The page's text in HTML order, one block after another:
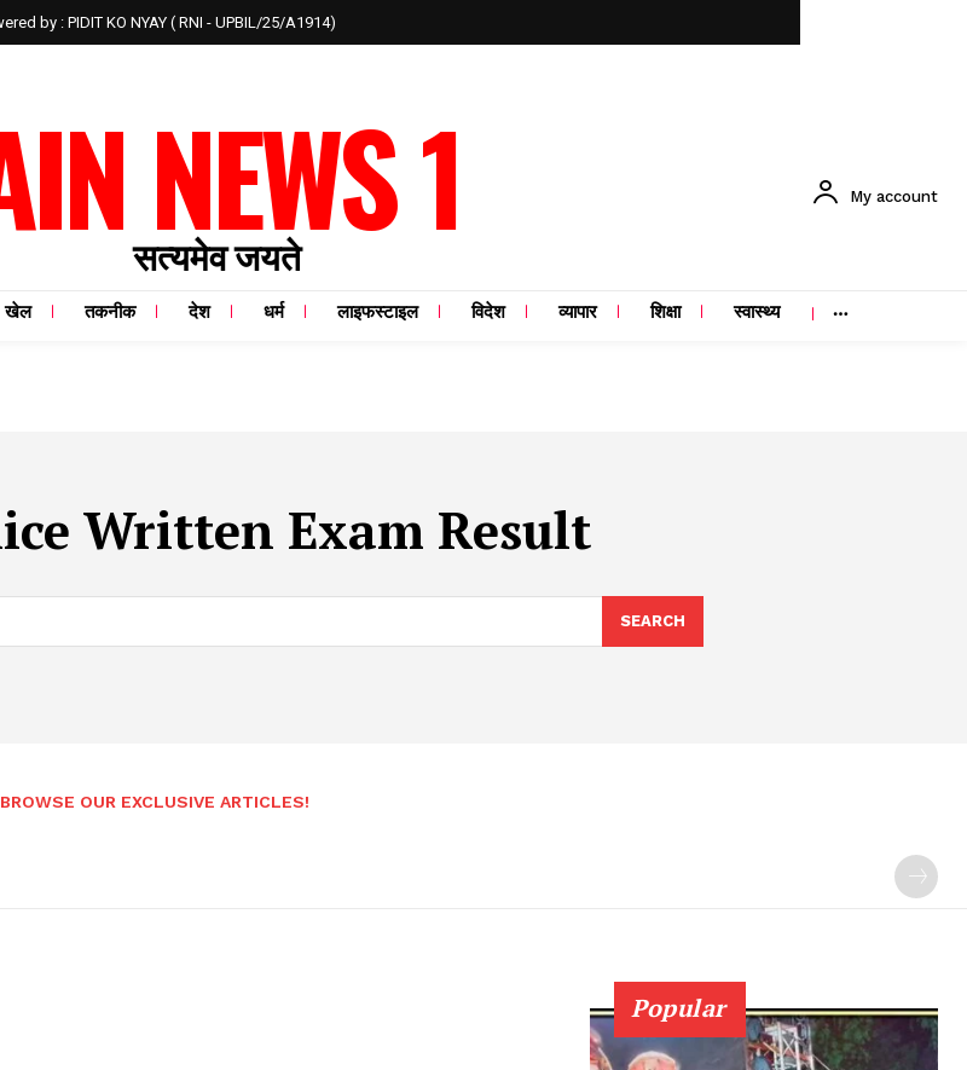
by : PIDIT KO NYAY ( RNI - UPBIL/25/A1914)
NEWS 1
सत्यमेव जयते
My account
खेल तकनीक देश धर्म लाइफस्टाइल विदेश व्यापार शिक्षा स्वास्थ्य
Written Exam Result
SEARCH
BROWSE OUR EXCLUSIVE ARTICLES!
Popular